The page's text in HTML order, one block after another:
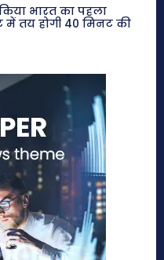
भारत का पहला
में तय होगी 40 मिनट की